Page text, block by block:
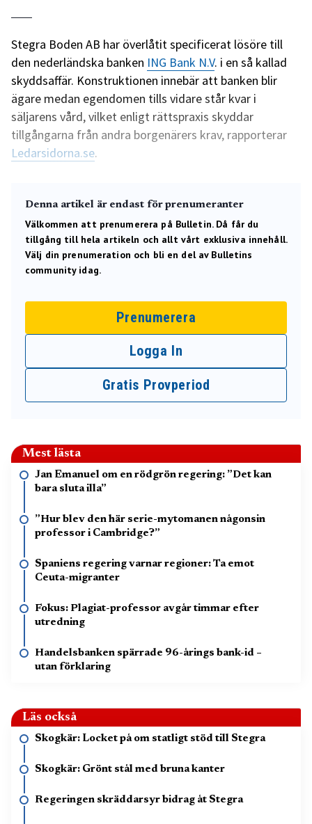
Stegra Boden AB har överlåtit specificerat lösöre till
den nederländska banken ING Bank N.V. i en så kallad
skyddsaffär. Konstruktionen innebär att banken blir
ägare medan egendomen tills vidare står kvar i
säljarens vård, vilket enligt rättspraxis skyddar
tillgångarna från andra borgenärers krav, rapporterar
Ledarsidorna.se.
Denna artikel är endast för prenumeranter
Välkommen att prenumerera på Bulletin. Då får du
tillgång till hela artikeln och allt vårt exklusiva innehåll.
Välj din prenumeration och bli en del av Bulletins
community idag.
Prenumerera
Logga In
Gratis Provperiod
Mest lästa
Jan Emanuel om en rödgrön regering: ”Det kan
bara sluta illa”
”Hur blev den här serie-mytomanen någonsin
professor i Cambridge?”
Spaniens regering varnar regioner: Ta emot
Ceuta-migranter
Fokus: Plagiat-professor avgår timmar efter
utredning
Handelsbanken spärrade 96-årings bank-id –
utan förklaring
Läs också
Skogkär: Locket på om statligt stöd till Stegra
Skogkär: Grönt stål med bruna kanter
Regeringen skräddarsyr bidrag åt Stegra